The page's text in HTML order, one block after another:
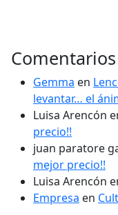
Gemma en
levantar… el
Luisa Arencón
precio!!
juan paratore
mejor precio!!
Luisa Arencón
Empresa en